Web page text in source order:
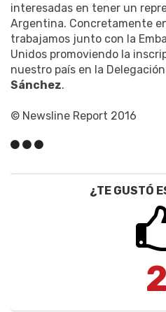
interesadas en tener un
Argentina. Concretamente
trabajamos junto con la
Unidos promoviendo la
nuestro país en la
Sánchez.
© Newsline Report 2016
¿TE GUSTÓ
2